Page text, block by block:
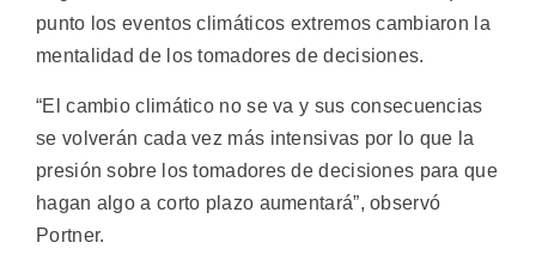
punto los eventos climáticos extremos cambiaron la
mentalidad de los tomadores de decisiones.
“El cambio climático no se va y sus consecuencias
se volverán cada vez más intensivas por lo que la
presión sobre los tomadores de decisiones para que
hagan algo a corto plazo aumentará”, observó
Portner.